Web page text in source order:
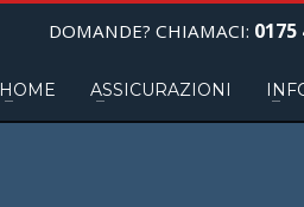
DOMANDE? CHIAMACI: 0175
HOME ASSICURAZIONI